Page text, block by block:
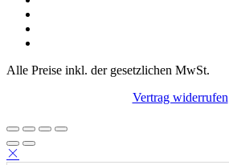
Alle Preise inkl. der gesetzlichen MwSt.
Vertrag widerrufen